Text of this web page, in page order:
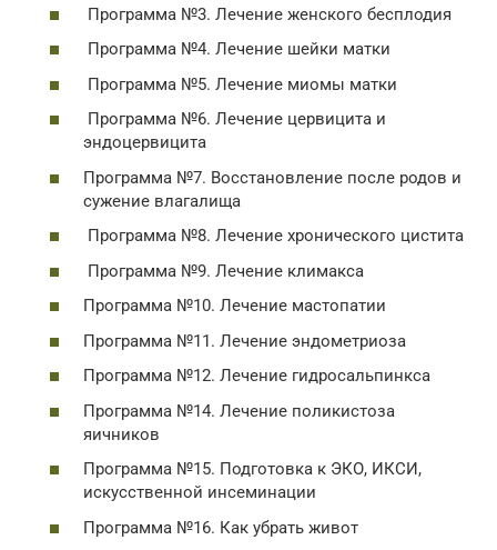
Программа №3. Лечение женского бесплодия
Программа №4. Лечение шейки матки
Программа №5. Лечение миомы матки
Программа №6. Лечение цервицита и
эндоцервицита
Программа №7. Восстановление после родов и
сужение влагалища
Программа №8. Лечение хронического цистита
Программа №9. Лечение климакса
Программа №10. Лечение мастопатии
Программа №11. Лечение эндометриоза
Программа №12. Лечение гидросальпинкса
Программа №14. Лечение поликистоза
яичников
Программа №15. Подготовка к ЭКО, ИКСИ,
искусственной инсеминации
Программа №16. Как убрать живот